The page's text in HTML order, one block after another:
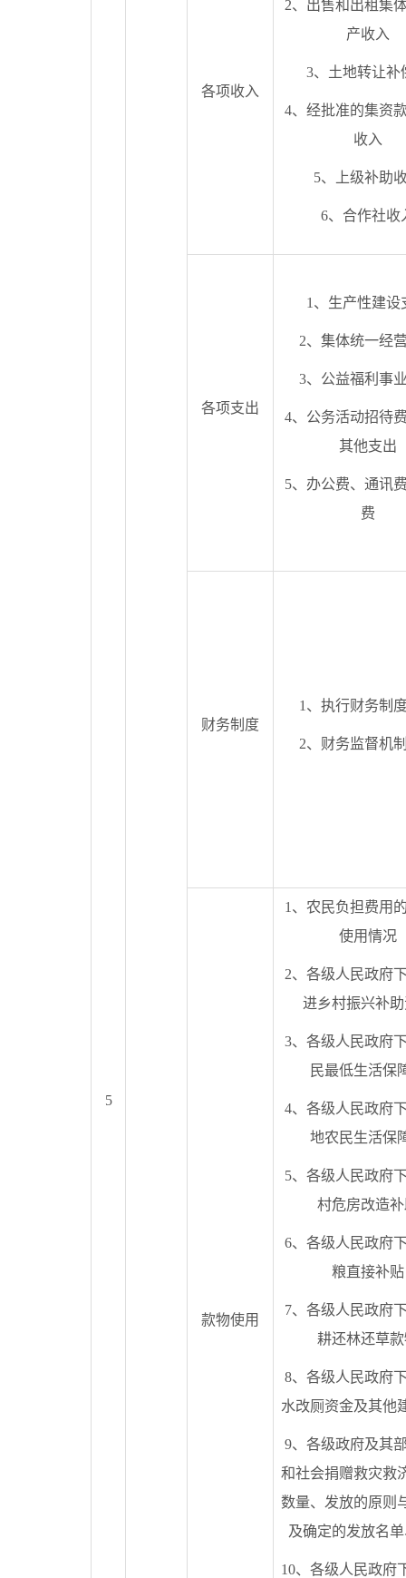
5
各项收入
2、出售和出租集
产收入
3、土地转让补
4、经批准的集资
收入
5、上级补助
6、合作社收
各项支出
1、生产性建设
2、集体统一经
3、公益福利事
4、公务活动招待
其他支出
5、办公费、通讯
费
财务制度
1、执行财务制
2、财务监督机
款物使用
1、农民负担费用
使用情况
2、各级人民政府
进乡村振兴补
3、各级人民政府
民最低生活保
4、各级人民政府
地农民生活保
5、各级人民政府
村危房改造
6、各级人民政府
粮直接补贴
7、各级人民政府
耕还林还草
8、各级人民政府
水改厕资金及其他
9、各级政府及其
和社会捐赠救灾救
数量、发放的原则
及确定的发放名
10、各级人民政府